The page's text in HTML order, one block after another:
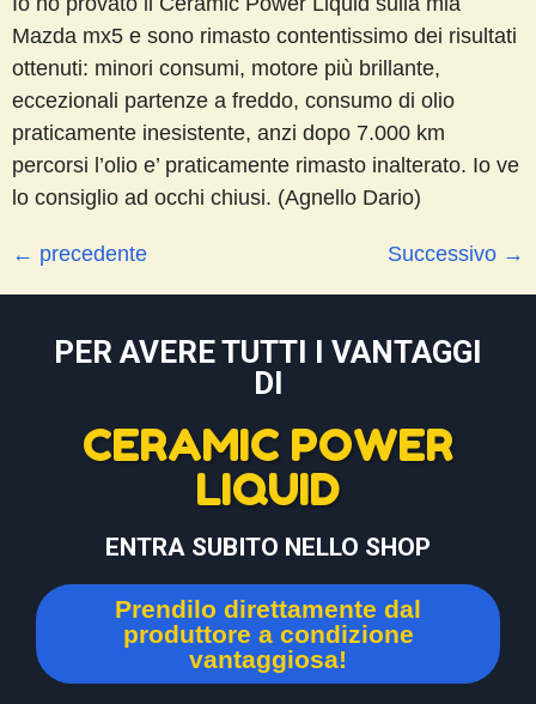
Mazda mx5 e sono rimasto contentissimo dei risultati
ottenuti: minori consumi, motore più brillante,
eccezionali partenze a freddo, consumo di olio
praticamente inesistente, anzi dopo 7.000 km
percorsi l’olio e’ praticamente rimasto inalterato. Io ve
lo consiglio ad occhi chiusi. (Agnello Dario)
← precedente Successivo →
PER AVERE TUTTI I VANTAGGI
DI
CERAMIC POWER
LIQUID
ENTRA SUBITO NELLO SHOP
Prendilo direttamente dal
produttore a condizione
vantaggiosa!